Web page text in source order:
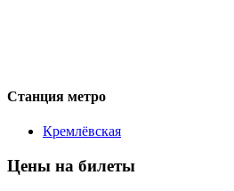
Станция метро
Кремлёвская
Цены на билеты